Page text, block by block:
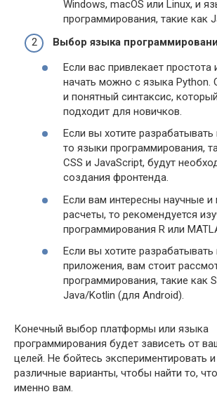
Windows, macOS или Linux, и
программирования, такие как
Выбор языка
Если вас привлекает простота
начать можно с языка Python.
и понятный синтаксис,
подходит для новичков.
Если вы хотите
то языки программирования,
CSS и JavaScript, будут
создания фронтенда.
Если вам интересны научные и
расчеты, то рекомендуется
программирования R или
Если вы хотите
приложения, вам стоит
программирования, такие как
Java/Kotlin (для Android).
Конечный выбор платформы или языка
программирования будет зависеть от
целей. Не бойтесь экспериментировать
различные варианты, чтобы найти то,
именно вам.